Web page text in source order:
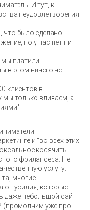
И тут, к
неудовлетворения
что было сделано"
но у нас нет ни
платили.
в этом ничего не
клиентов в
мы только вливаем, а
и "во всех этих
косячить
фрилансера. Нет
услугу.
многие
усилия, которые
даже небольшой сайт
(промолчим уже про